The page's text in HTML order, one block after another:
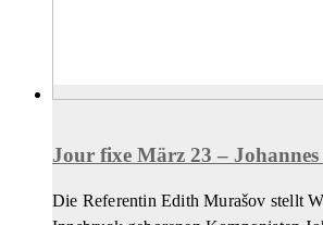
Jour fixe März 23 –
Die Referentin Edith Murašov stellt